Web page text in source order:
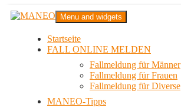
Zum
InhaltMANEO
Das schwule Anti-Gewalt-Projekt in Berlin
Menu and widgets
Startseite
FALL ONLINE MELDEN
Fallmeldung für Männer
Fallmeldung für Frauen
Fallmeldung für Diverse
MANEO-Tipps